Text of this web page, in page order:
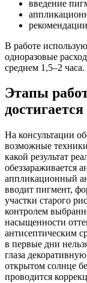
введение
В работе
одноразовые
среднем 1,5–2 часа.
Этапы
На консультации
возможные
какой результат
обеззараживается
аппликационный
вводит пигмент,
участки старого
контролем
насыщенности
антисептическим
в первые дни
глаза
открытом солнце
проводится